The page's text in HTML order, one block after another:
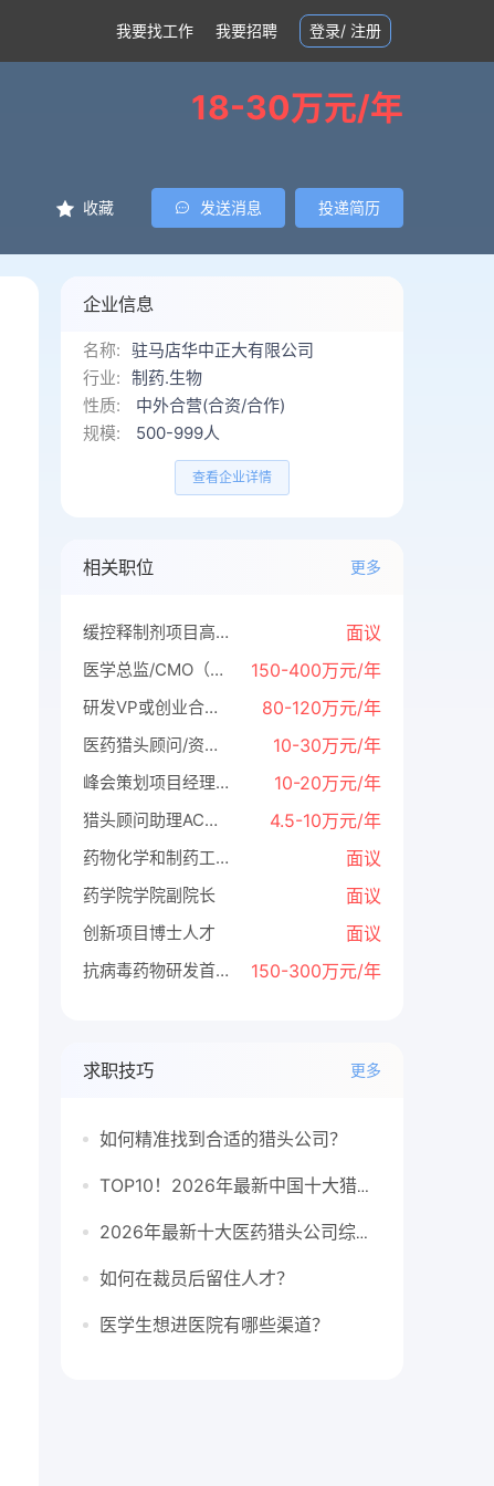
我要找工作 我要招聘 登录/ 注册
18-30万元/年
收藏 发送消息 投递简历
企业信息
名称: 驻马店华中正大有限公司
行业: 制药.生物
性质:
中外合营(合资/合作)
规模:
500-999人
查看企业详情
相关职位 更多
缓控释制剂项目高级研究员（5名） 面议
医学总监/CMO（全国共需8位） 150-400万元/年
研发VP或创业合伙人（集团找项目，股权+待遇+人才房+车+子女教育+政府资金） 80-120万元/年
医药猎头顾问/资深顾问 10-30万元/年
峰会策划项目经理/总监 10-20万元/年
猎头顾问助理AC（欢迎引荐优秀应届生） 4.5-10万元/年
药物化学和制药工程学系、生物制药学系、组织再生工程学系、临床药学和转化医学系各招聘系主任 面议
药学院学院副院长 面议
创新项目博士人才 面议
抗病毒药物研发首席科学家 150-300万元/年
求职技巧 更多
如何精准找到合适的猎头公司？
TOP10！2026年最新中国十大猎头公司排行榜
2026年最新十大医药猎头公司综合排行榜
如何在裁员后留住人才？
医学生想进医院有哪些渠道？